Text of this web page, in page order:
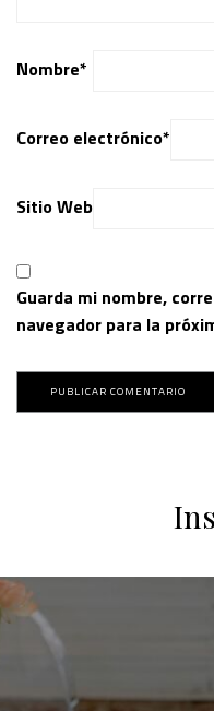
Nombre*
Correo electrónico*
Sitio Web
Guarda mi nombre,
navegador para la